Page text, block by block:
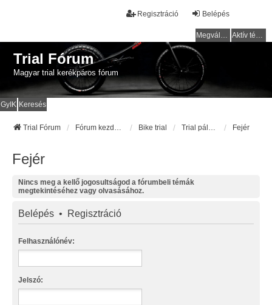
Belépés
Regisztráció
Megválaszolatlan témák Aktív témák
Trial Fórum
Magyar trial kerékpáros fórum
GyIK Keresés
Trial Fórum Bike trial Fejér
Fejér
Nincs meg a kellő jogosultságod a fórumbeli témák
megtekintéséhez vagy olvasásához.
Belépés • Regisztráció
Felhasználónév:
Jelszó: